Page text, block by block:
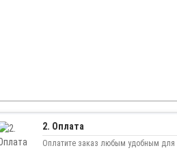
2. Оплата
Оплатите заказ любым удобным для